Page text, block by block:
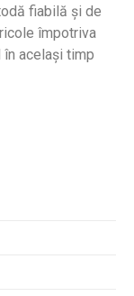
fiabilă și de
împotriva
același timp